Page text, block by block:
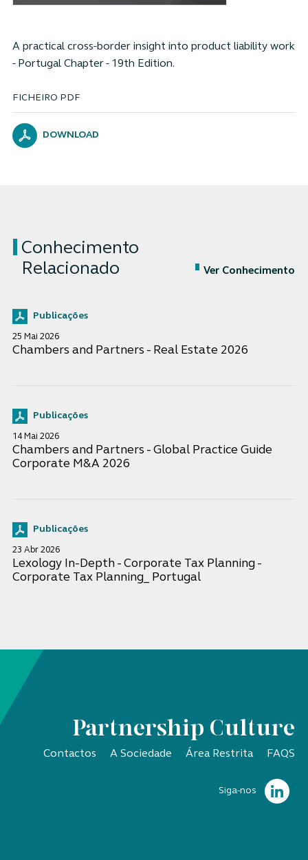
FICHEIRO PDF
DOWNLOAD
A practical cross-border insight into product liability work
- Portugal Chapter - 19th Edition.
Conhecimento
Relacionado
Ver Conhecimento
Publicações
25 Mai 2026
Chambers and Partners - Real Estate 2026
Publicações
14 Mai 2026
Chambers and Partners - Global Practice Guide
Corporate M&A 2026
Publicações
23 Abr 2026
Lexology In-Depth - Corporate Tax Planning -
Corporate Tax Planning_ Portugal
Partnership Culture
Contactos A Sociedade Área Restrita FAQS
Siga-nos